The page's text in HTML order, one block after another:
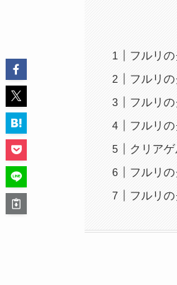
フルリ
フルリ
フルリ
フルリ
クリア
フルリ
フルリ